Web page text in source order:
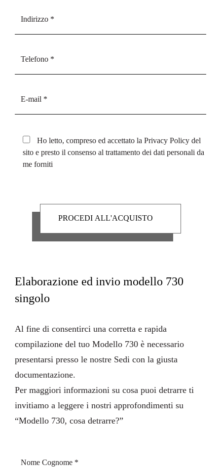
Ho letto, compreso ed accettato la Privacy Policy del
sito e presto il consenso al trattamento dei dati personali da
me forniti
Elaborazione ed invio modello 730
singolo
Al fine di consentirci una corretta e rapida
compilazione del tuo Modello 730 è necessario
presentarsi presso le nostre Sedi con la giusta
documentazione.
Per maggiori informazioni su cosa puoi detrarre ti
invitiamo a leggere i nostri approfondimenti su
“Modello 730, cosa detrarre?”